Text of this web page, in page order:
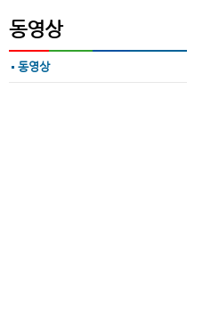
동영상
동영상